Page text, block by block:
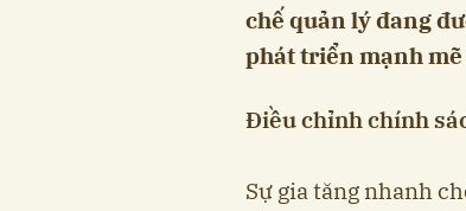
chế quản lý đang
phát triển mạnh
Điều chỉnh chính
Sự gia tăng nhanh